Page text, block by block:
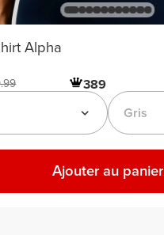
Alpha
389
Gris
Ajouter au panier